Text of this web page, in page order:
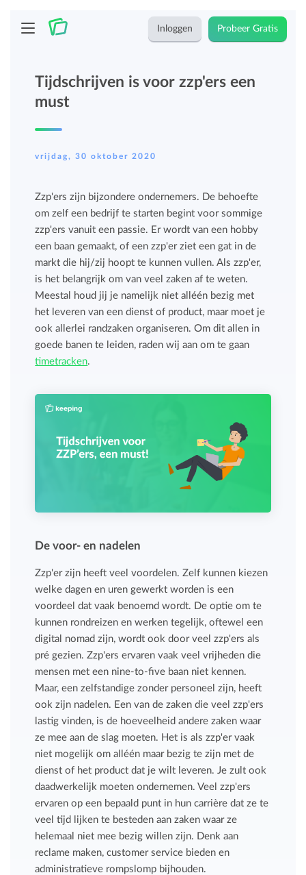
Inloggen Probeer Gratis
Tijdschrijven is voor zzp'ers een
must
vrijdag, 30 oktober 2020
Zzp'ers zijn bijzondere ondernemers. De behoefte
om zelf een bedrijf te starten begint voor sommige
zzp'ers vanuit een passie. Er wordt van een hobby
een baan gemaakt, of een zzp'er ziet een gat in de
markt die hij/zij hoopt te kunnen vullen. Als zzp'er,
is het belangrijk om van veel zaken af te weten.
Meestal houd jij je namelijk niet alléén bezig met
het leveren van een dienst of product, maar moet je
ook allerlei randzaken organiseren. Om dit allen in
goede banen te leiden, raden wij aan om te gaan
timetracken.
De voor- en nadelen
Zzp'er zijn heeft veel voordelen. Zelf kunnen kiezen
welke dagen en uren gewerkt worden is een
voordeel dat vaak benoemd wordt. De optie om te
kunnen rondreizen en werken tegelijk, oftewel een
digital nomad zijn, wordt ook door veel zzp'ers als
pré gezien. Zzp'ers ervaren vaak veel vrijheden die
mensen met een nine-to-five baan niet kennen.
Maar, een zelfstandige zonder personeel zijn, heeft
ook zijn nadelen. Een van de zaken die veel zzp'ers
lastig vinden, is de hoeveelheid andere zaken waar
ze mee aan de slag moeten. Het is als zzp'er vaak
niet mogelijk om alléén maar bezig te zijn met de
dienst of het product dat je wilt leveren. Je zult ook
daadwerkelijk moeten ondernemen. Veel zzp'ers
ervaren op een bepaald punt in hun carrière dat ze te
veel tijd lijken te besteden aan zaken waar ze
helemaal niet mee bezig willen zijn. Denk aan
reclame maken, customer service bieden en
administratieve rompslomp bijhouden.